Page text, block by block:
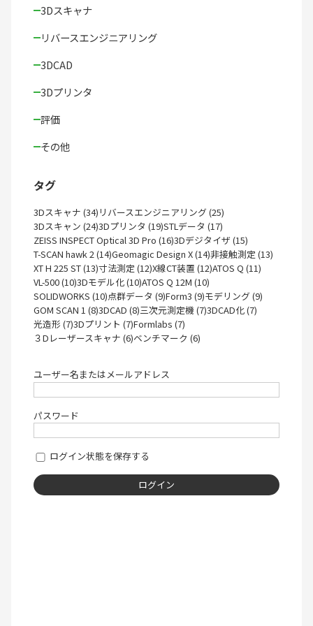
3Dスキャナ
リバースエンジニアリング
3DCAD
3Dプリンタ
評価
その他
タグ
3Dスキャナ (34) リバースエンジニアリング (25)
3Dスキャン (24)3Dプリンタ (19)STLデータ (17)
ZEISS INSPECT Optical 3D Pro (16)3Dデジタイザ (15)
T-SCAN hawk 2 (14)Geomagic Design X (14)非接触測定 (13)
XT H 225 ST (13)寸法測定 (12)X線CT装置 (12)ATOS Q (11)
VL-500 (10)3Dモデル化 (10)ATOS Q 12M (10)
SOLIDWORKS (10)点群データ (9)Form3 (9)モデリング (9)
GOM SCAN 1 (8)3DCAD (8)三次元測定機 (7)3DCAD化 (7)
光造形 (7)3Dプリント (7)Formlabs (7)
３Dレーザースキャナ (6)ベンチマーク (6)
ユーザー名またはメールアドレス
パスワード
ログイン状態を保存する